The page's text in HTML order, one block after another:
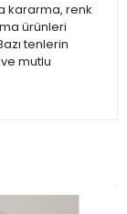
kararma, renk
ürünleri
tenlerin
mutlu